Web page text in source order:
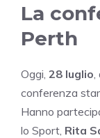
La
Perth
Oggi, 28 luglio
conferenza
Hanno
lo Sport, Rita